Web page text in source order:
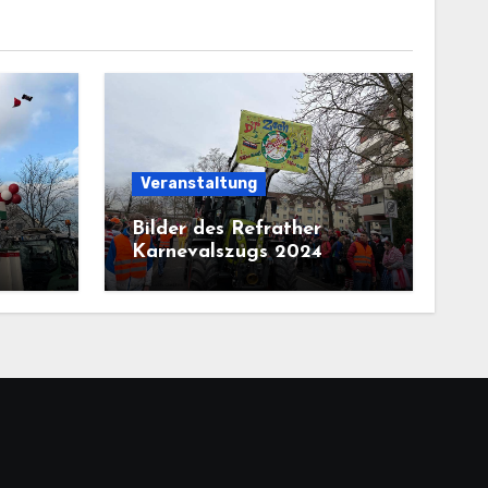
Veranstaltung
Bilder des Refrather
Karnevalszugs 2024